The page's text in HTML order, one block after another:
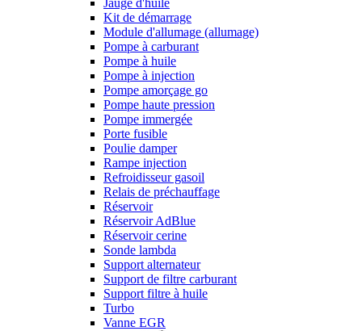
Jauge d'huile
Kit de démarrage
Module d'allumage (allumage)
Pompe à carburant
Pompe à huile
Pompe à injection
Pompe amorçage go
Pompe haute pression
Pompe immergée
Porte fusible
Poulie damper
Rampe injection
Refroidisseur gasoil
Relais de préchauffage
Réservoir
Réservoir AdBlue
Réservoir cerine
Sonde lambda
Support alternateur
Support de filtre carburant
Support filtre à huile
Turbo
Vanne EGR